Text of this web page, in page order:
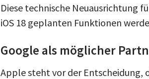
Diese technische Neuausrichtung
iOS 18 geplanten Funktionen
Google als möglicher
Apple steht vor der Entscheidung,